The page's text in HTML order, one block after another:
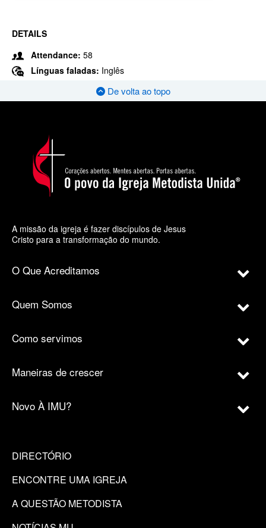
DETAILS
Attendance: 58
Línguas faladas: Inglês
De volta ao topo
A missão da igreja é fazer discípulos de Jesus
Cristo para a transformação do mundo.
O Que Acreditamos
Quem Somos
Como servimos
Maneiras de crescer
Novo À IMU?
DIRECTÓRIO
ENCONTRE UMA IGREJA
A QUESTÃO METODISTA